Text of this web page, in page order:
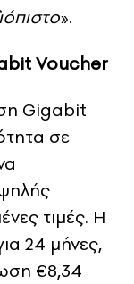
».
Voucher
Gigabit
σε
τιμές. Η
24 μήνες,
€8,34